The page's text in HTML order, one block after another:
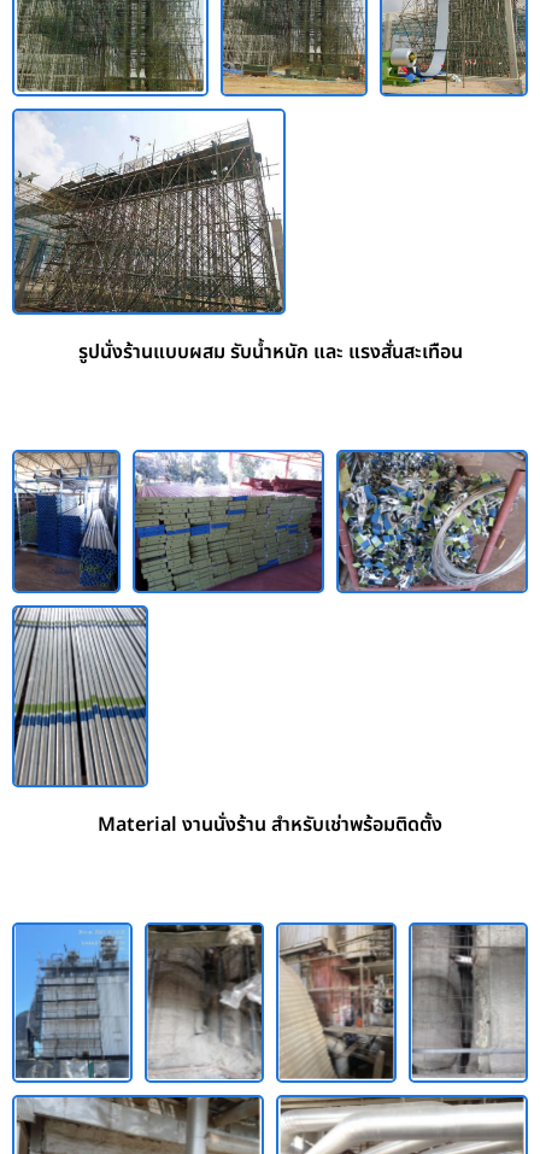
รูปนั่งร้านแบบผสม รับน้ำหนัก และ แรงสั่นสะเทือน
Material งานนั่งร้าน สำหรับเช่าพร้อมติดตั้ง